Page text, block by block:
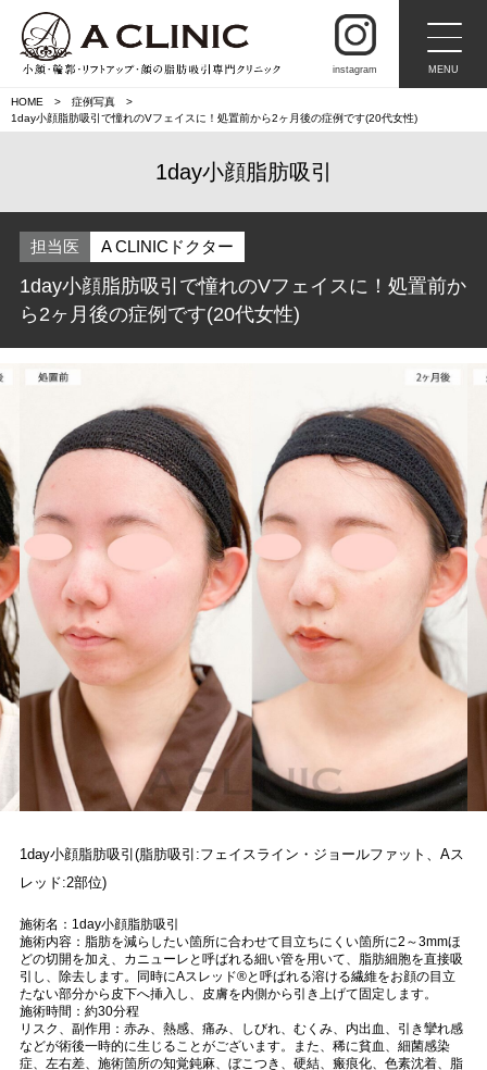
instagram MENU
HOME
症例写真
1day小顔脂肪吸引で憧れのVフェイスに！処置前から2ヶ月後の症例です(20代女性)
1day小顔脂肪吸引
担当医 A CLINICドクター
1day小顔脂肪吸引で憧れのVフェイスに！処置前か
ら2ヶ月後の症例です(20代女性)
1day小顔脂肪吸引(脂肪吸引:フェイスライン・ジョールファット、Aス
レッド:2部位)
施術名：1day小顔脂肪吸引
施術内容：脂肪を減らしたい箇所に合わせて目立ちにくい箇所に2～3mmほ
どの切開を加え、カニューレと呼ばれる細い管を用いて、脂肪細胞を直接吸
引し、除去します。同時にAスレッド®と呼ばれる溶ける繊維をお顔の目立
たない部分から皮下へ挿入し、皮膚を内側から引き上げて固定します。
施術時間：約30分程
リスク、副作用：赤み、熱感、痛み、しびれ、むくみ、内出血、引き攣れ感
などが術後一時的に生じることがございます。また、稀に貧血、細菌感染
症、左右差、施術箇所の知覚鈍麻、ぼこつき、硬結、瘢痕化、色素沈着、脂